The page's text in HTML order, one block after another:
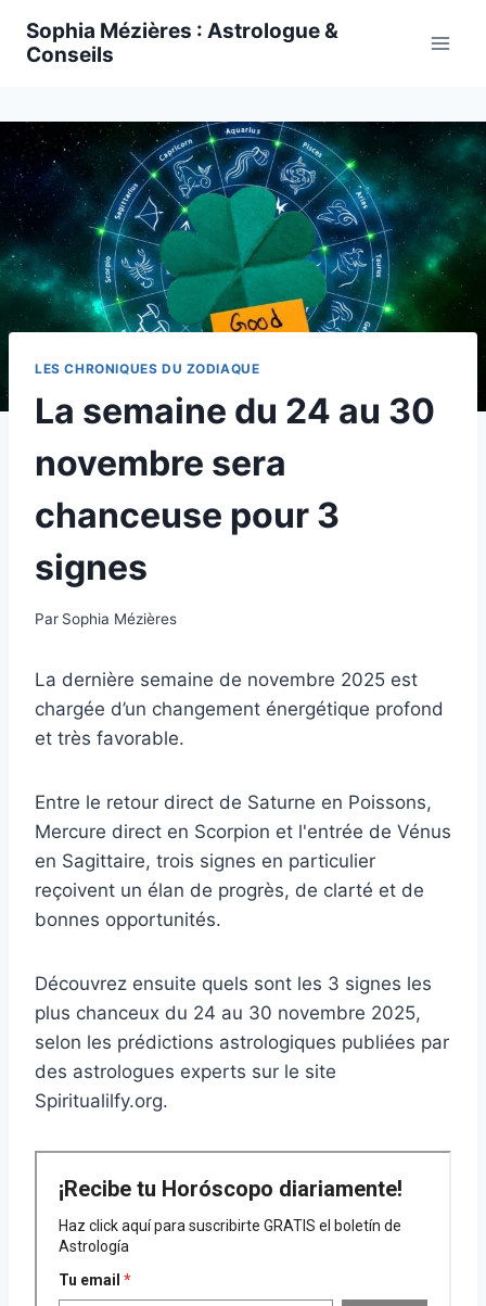
Sophia Mézières : Astrologue &
Conseils
LES CHRONIQUES DU ZODIAQUE
La semaine du 24 au 30
novembre sera
chanceuse pour 3
signes
Par Sophia Mézières
La dernière semaine de novembre 2025 est
chargée d’un changement énergétique profond
et très favorable.
Entre le retour direct de Saturne en Poissons,
Mercure direct en Scorpion et l'entrée de Vénus
en Sagittaire, trois signes en particulier
reçoivent un élan de progrès, de clarté et de
bonnes opportunités.
Découvrez ensuite quels sont les 3 signes les
plus chanceux du 24 au 30 novembre 2025,
selon les prédictions astrologiques publiées par
des astrologues experts sur le site
Spiritualilfy.org.